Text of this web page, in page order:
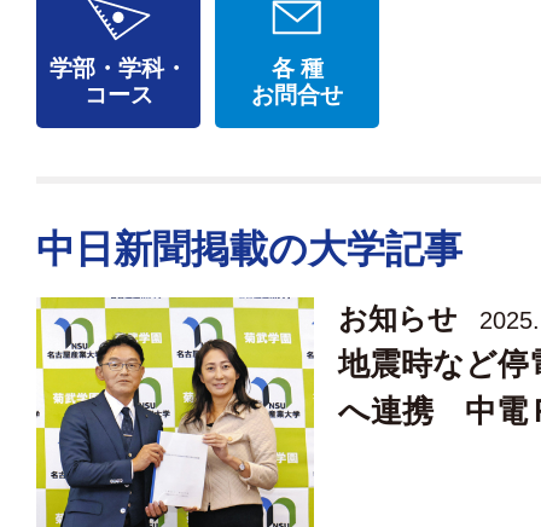
学部・学科・
コース
各 種
お問合せ
中日新聞掲載の大学記事
お知らせ
地震時など
へ連携 中電